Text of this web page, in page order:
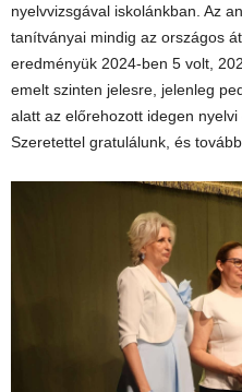
nyelvvizsgával iskolánkban. Az
tanítványai mindig az országos
eredményük 2024-ben 5 volt,
emelt szinten jelesre, jelenleg
alatt az előrehozott idegen
Szeretettel gratulálunk, és